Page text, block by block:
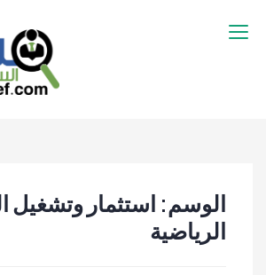
إلى
السعوديه
الوسم: استثمار وتشغيل
الرياضية